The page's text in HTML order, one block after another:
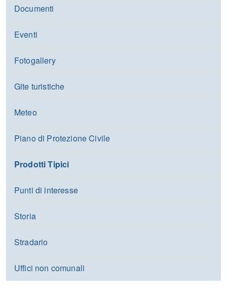
Documenti
Eventi
Fotogallery
Gite turistiche
Meteo
Piano di Protezione Civile
Prodotti Tipici
Punti di interesse
Storia
Stradario
Uffici non comunali